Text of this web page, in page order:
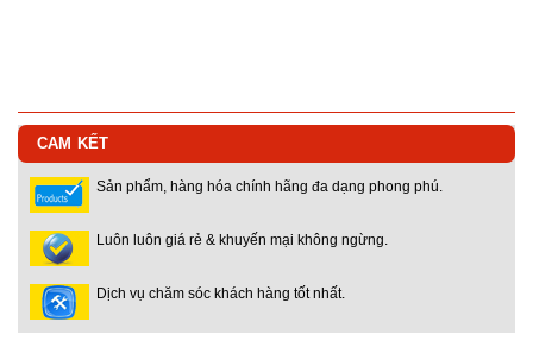
CAM KẾT
Sản phẩm, hàng hóa chính hãng đa dạng phong phú.
Luôn luôn giá rẻ & khuyến mại không ngừng.
Dịch vụ chăm sóc khách hàng tốt nhất.